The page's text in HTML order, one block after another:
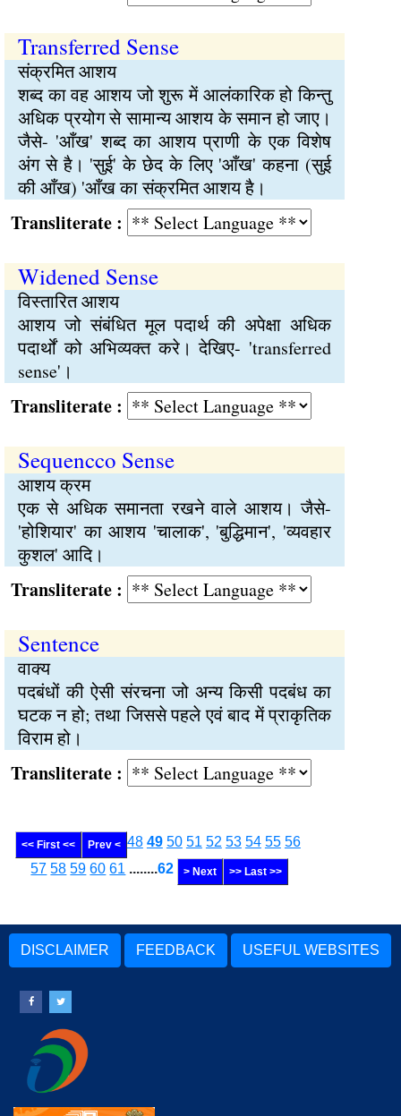
Transferred Sense
संक्रमित आशय
शब्द का वह आशय जो शुरू में आलंकारिक हो किन्तु
अधिक प्रयोग से सामान्य आशय के समान हो जाए।
जैसे- 'आँख' शब्द का आशय प्राणी के एक विशेष
अंग से है। 'सुई' के छेद के लिए 'आँख' कहना (सुई
की आँख) 'आँख का संक्रमित आशय है।
:
Widened Sense
विस्तारित आशय
आशय जो संबंधित मूल पदार्थ की अपेक्षा अधिक
पदार्थों को अभिव्यक्त करे। देखिए- 'transferred
sense'।
:
Sequencco Sense
आशय क्रम
एक से अधिक समानता रखने वाले आशय। जैसे-
'होशियार' का आशय 'चालाक', 'बुद्धिमान', 'व्यवहार
कुशल' आदि।
:
Sentence
वाक्य
पदबंधों की ऐसी संरचना जो अन्य किसी पदबंध का
घटक न हो; तथा जिससे पहले एवं बाद में प्राकृतिक
विराम हो।
:
<< First << Prev < 48 49 50 51 52 53 54 55 56
57 58 59 60 61 ........62 > Next >> Last >>
DISCLAIMER FEEDBACK USEFUL WEBSITES